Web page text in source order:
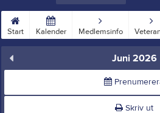
Start Kalender Medlemsinfo
Juni 2026
Skriv ut